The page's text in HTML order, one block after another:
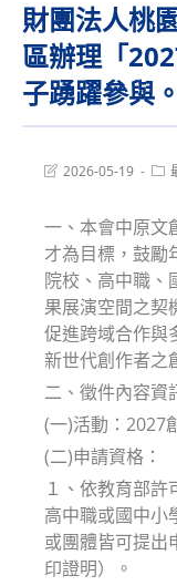
財團法人桃
區辦理「
子踴躍參與。
Post2026-05-19
Post
一、本會中原文
才為目標，鼓勵
院校、高中職、
果展演空間之契
促進跨域合作與
新世代創作者之
二、徵件內容資
(一)活動：2027
(二)申請資格：
１、依教育部許
高中職或國中小
或團體皆可提出
印證明）。